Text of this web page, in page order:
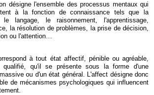
désigne l'ensemble des processus mentaux qui
à la fonction de connaissance tels que la
le langage, le raisonnement, l'apprentissage,
la résolution de problèmes, la prise de décision,
ou l'attention…
à tout état affectif, pénible ou agréable,
qualifié, qu'il se présente sous la forme d'une
ou d'un état général. L'affect désigne donc
de mécanismes psychologiques qui influencent